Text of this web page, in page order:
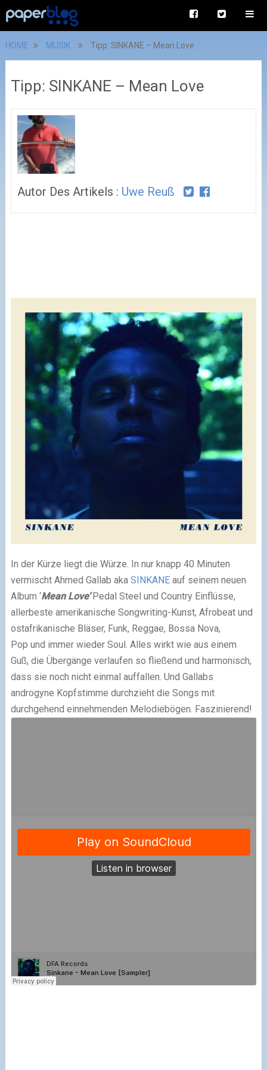
HOME MUSIK Tipp: SINKANE – Mean Love
Tipp: SINKANE – Mean Love
Autor Des Artikels : Uwe Reuß
In der Kürze liegt die Würze. In nur knapp 40 Minuten
vermischt Ahmed Gallab aka SINKANEauf seinem neuen
Album ‘Mean Love’ Pedal Steel und Country Einflüsse,
allerbeste amerikanische Songwriting-Kunst, Afrobeat und
ostafrikanische Bläser, Funk, Reggae, Bossa Nova,
Pop und immer wieder Soul. Alles wirkt wie aus einem
Guß, die Übergänge verlaufen so fließend und harmonisch,
dass sie noch nicht einmal auffallen. Und Gallabs
androgyne Kopfstimme durchzieht die Songs mit
durchgehend einnehmenden Melodiebögen. Faszinierend!